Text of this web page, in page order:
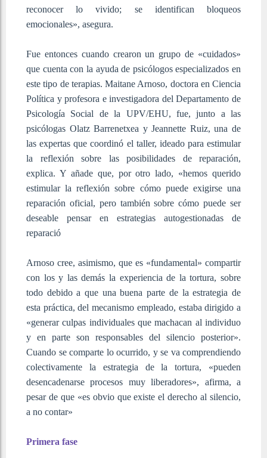
reconocer lo vivido; se identifican bloqueos
emocionales», asegura.
Fue entonces cuando crearon un grupo de «cuidados»
que cuenta con la ayuda de psicólogos especializados en
este tipo de terapias. Maitane Arnoso, doctora en Ciencia
Política y profesora e investigadora del Departamento de
Psicología Social de la UPV/EHU, fue, junto a las
psicólogas Olatz Barrenetxea y Jeannette Ruiz, una de
las expertas que coordinó el taller, ideado para estimular
la reflexión sobre las posibilidades de reparación,
explica. Y añade que, por otro lado, «hemos querido
estimular la reflexión sobre cómo puede exigirse una
reparación oficial, pero también sobre cómo puede ser
deseable pensar en estrategias autogestionadas de
reparació
Arnoso cree, asimismo, que es «fundamental» compartir
con los y las demás la experiencia de la tortura, sobre
todo debido a que una buena parte de la estrategia de
esta práctica, del mecanismo empleado, estaba dirigido a
«generar culpas individuales que machacan al individuo
y en parte son responsables del silencio posterior».
Cuando se comparte lo ocurrido, y se va comprendiendo
colectivamente la estrategia de la tortura, «pueden
desencadenarse procesos muy liberadores», afirma, a
pesar de que «es obvio que existe el derecho al silencio,
a no contar»
Primera fase